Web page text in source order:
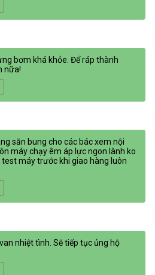
bơm khá khỏe. Để ráp thành
nữa!
săn bung cho các bác xem nội
máy chạy êm áp lực ngon lành ko
máy trước khi giao hàng luôn
nhiệt tình. Sẽ tiếp tục ủng hộ